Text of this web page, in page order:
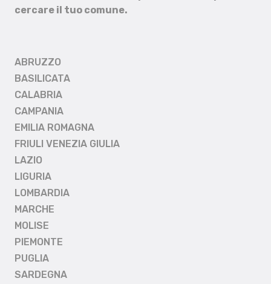
cercare il tuo comune.
ABRUZZO
BASILICATA
CALABRIA
CAMPANIA
EMILIA ROMAGNA
FRIULI VENEZIA GIULIA
LAZIO
LIGURIA
LOMBARDIA
MARCHE
MOLISE
PIEMONTE
PUGLIA
SARDEGNA